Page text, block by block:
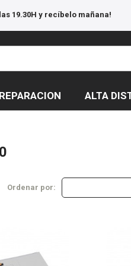
19.30H y recíbelo mañana!
REPARACION ALTA
Ordenar por: